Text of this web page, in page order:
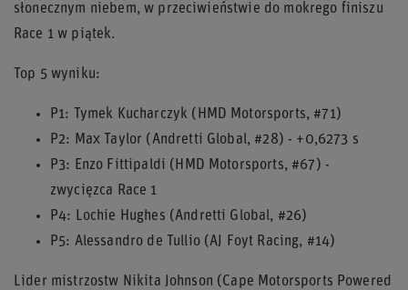
słonecznym niebem, w przeciwieństwie do mokrego finiszu
Race 1 w piątek.
Top 5 wyniku:
P1: Tymek Kucharczyk (HMD Motorsports, #71)
P2: Max Taylor (Andretti Global, #28) - +0,6273 s
P3: Enzo Fittipaldi (HMD Motorsports, #67) -
zwycięzca Race 1
P4: Lochie Hughes (Andretti Global, #26)
P5: Alessandro de Tullio (AJ Foyt Racing, #14)
Lider mistrzostw Nikita Johnson (Cape Motorsports Powered